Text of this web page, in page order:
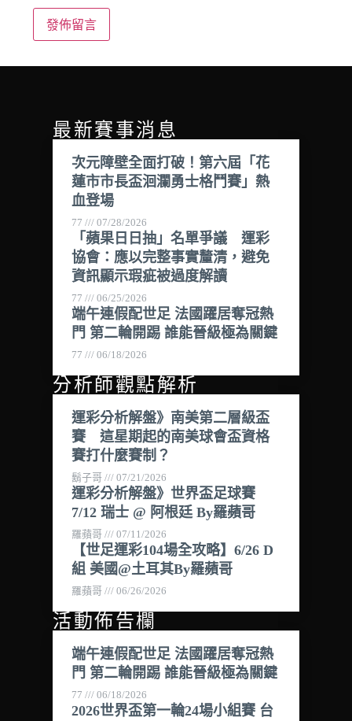
最新賽事消息
次元障壁全面打破！第六屆「花
蓮市市長盃洄瀾勇士格鬥賽」熱
血登場
77 07/28/2026
「蘋果日日抽」名單爭議 運彩
協會：應以完整事實釐清，避免
資訊顯示瑕疵被過度解讀
77 06/25/2026
端午連假配世足 法國躍居奪冠熱
門 第二輪開踢 誰能晉級極為關鍵
77 06/18/2026
分析師觀點解析
運彩分析解盤》南美第二層級盃
賽 這星期起的南美球會盃資格
賽打什麼賽制？
鬍子哥 07/21/2026
運彩分析解盤》世界盃足球賽
7/12 瑞士 @ 阿根廷 By羅蘋哥
羅蘋哥 07/11/2026
【世足運彩104場全攻略】6/26 D
組 美國@土耳其By羅蘋哥
羅蘋哥 06/26/2026
活動佈告欄
端午連假配世足 法國躍居奪冠熱
門 第二輪開踢 誰能晉級極為關鍵
77 06/18/2026
2026世界盃第一輪24場小組賽 台